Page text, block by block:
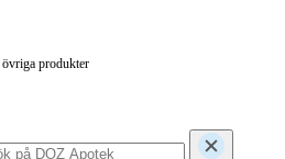
produkter